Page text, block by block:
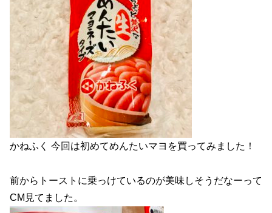
かねふく 今回は初めてめんたいマヨを買ってみました！
前からトーストに乗っけているのが美味しそうだなーって
CM見てました。